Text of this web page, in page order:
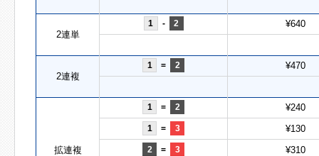
2連単
1 - 2 ¥640
2連複
1 = 2 ¥470
拡連複
1 = 2 ¥240
1 = 3 ¥130
2 = 3 ¥310